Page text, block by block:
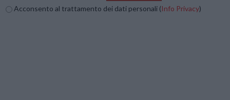
Acconsento al trattamento dei dati personali (Info Privacy)